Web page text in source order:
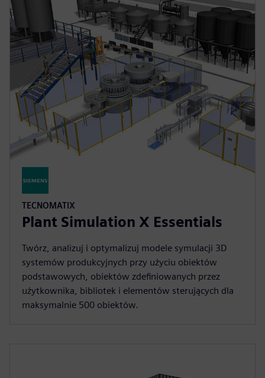
TECNOMATIX
Plant Simulation X Essentials
Twórz, analizuj i optymalizuj modele symulacji 3D
systemów produkcyjnych przy użyciu obiektów
podstawowych, obiektów zdefiniowanych przez
użytkownika, bibliotek i elementów sterujących dla
maksymalnie 500 obiektów.